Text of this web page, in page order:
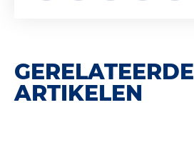
GERELATEERDE
ARTIKELEN